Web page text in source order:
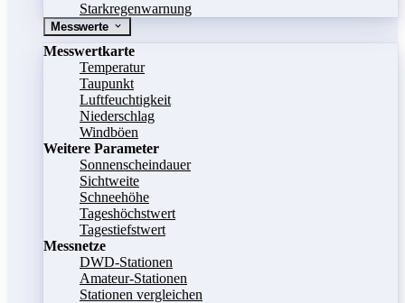
Starkregenwarnung
Messwerte
Messwertkarte
Temperatur
Taupunkt
Luftfeuchtigkeit
Niederschlag
Windböen
Weitere Parameter
Sonnenscheindauer
Sichtweite
Schneehöhe
Tageshöchstwert
Tagestiefstwert
Messnetze
DWD-Stationen
Amateur-Stationen
Stationen vergleichen